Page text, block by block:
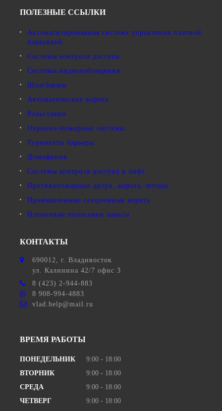
ПОЛЕЗНЫЕ ССЫЛКИ
Автоматизированная система управления платной
парковкой
Системы контроля доступа
Системы видеонаблюдения
Шлагбаумы
Автоматические ворота
Рольставни
Охранно-пожарные системы
Турникеты барьеры
Домофония
Системы контроля доступа в лифт
Противопожарные двери, ворота, шторы
Промышленные секционные ворота
Пленочные полосовые завесы
КОНТАКТЫ
690012, г. Владивосток
ул. Калинина 42/7 офис 3
8 (423) 2-944-883
8 908-994-4883
vlad.help@mail.ru
ВРЕМЯ РАБОТЫ
ПОНЕДЕЛЬНИК
9:00 - 18:00
ВТОРНИК
9:00 - 18:00
СРЕДА
9:00 - 18:00
ЧЕТВЕРГ
9:00 - 18:00